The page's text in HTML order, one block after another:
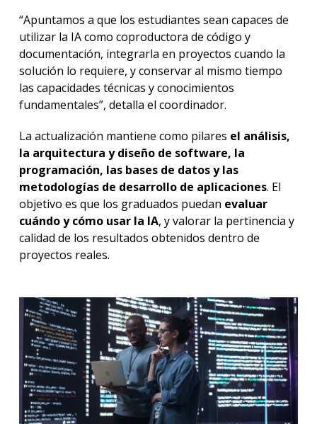
“Apuntamos a que los estudiantes sean capaces de
utilizar la IA como coproductora de código y
documentación, integrarla en proyectos cuando la
solución lo requiere, y conservar al mismo tiempo
las capacidades técnicas y conocimientos
fundamentales”, detalla el coordinador.
La actualización mantiene como pilares el análisis,
la arquitectura y diseño de software, la
programación, las bases de datos y las
metodologías de desarrollo de aplicaciones. El
objetivo es que los graduados puedan evaluar
cuándo y cómo usar la IA, y valorar la pertinencia y
calidad de los resultados obtenidos dentro de
proyectos reales.